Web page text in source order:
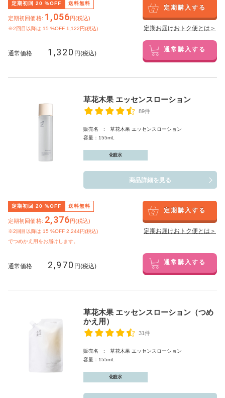
定期初回 20 %OFF 送料無料
定期初回価格: 1,056円(税込)
※2回目以降は 15 %OFF 1,122円(税込)
定期購入する
定期お届けおトク便とは＞
通常価格 1,320 円(税込) 通常購入する
草花木果 エッセンスローション
89件
販売名 : 草花木果 エッセンスローション
容量：155mL
化粧水
商品詳細を見る
定期初回 20 %OFF 送料無料
定期初回価格: 2,376円(税込)
※2回目以降は 15 %OFF 2,244円(税込)
でつめかえ用をお届けします。
定期購入する
定期お届けおトク便とは＞
通常価格 2,970 円(税込) 通常購入する
草花木果 エッセンスローション（つめ
かえ用）
31件
販売名 : 草花木果 エッセンスローション
容量：155mL
化粧水